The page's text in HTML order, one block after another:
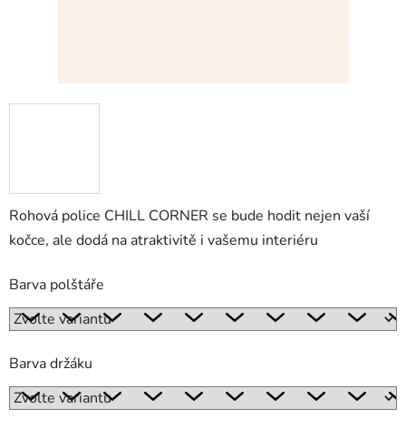
Rohová police CHILL CORNER se bude hodit nejen vaší
kočce, ale dodá na atraktivitě i vašemu interiéru
Barva polštáře
Barva držáku